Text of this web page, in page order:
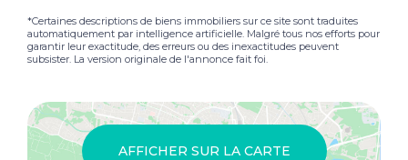
*Certaines descriptions de biens immobiliers sur ce site sont traduites
automatiquement par intelligence artificielle. Malgré tous nos efforts pour
garantir leur exactitude, des erreurs ou des inexactitudes peuvent
subsister. La version originale de l'annonce fait foi.
AFFICHER SUR LA CARTE